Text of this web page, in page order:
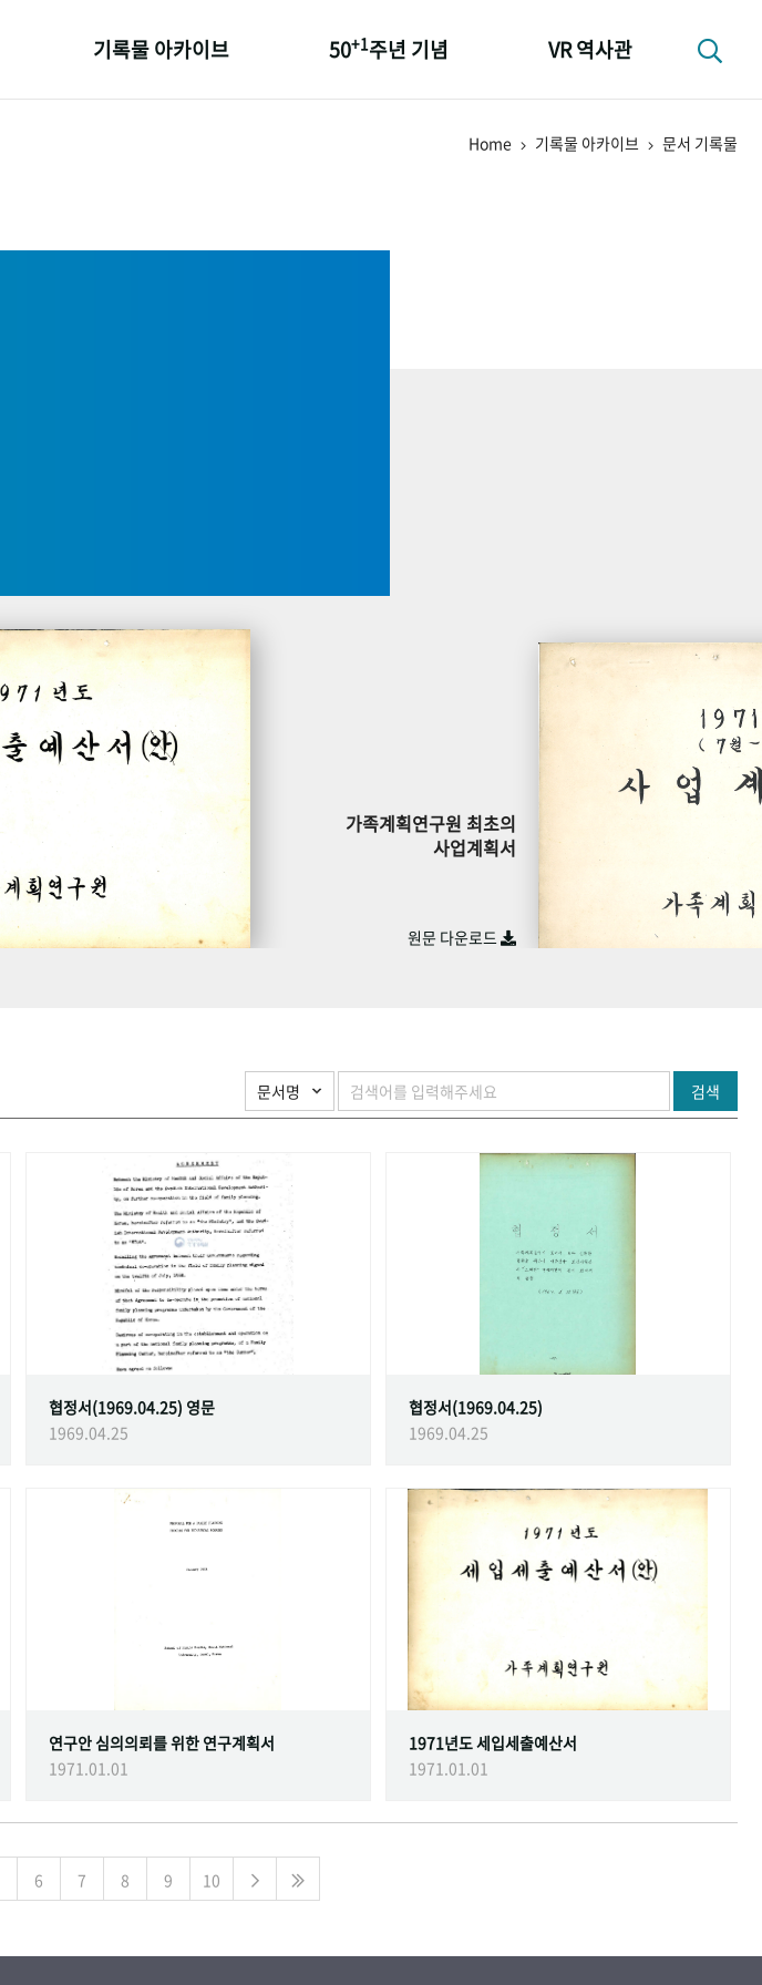
기록물 아카이브 50+1주년 기념 VR 역사관
Home 기록물 아카이브 문서 기록물
가족계획연구원 최초의
사업계획서
원문 다운로드
검색
협정서(1969.04.25) 영문
1969.04.25
협정서(1969.04.25)
1969.04.25
연구안 심의의뢰를 위한 연구계획서
1971.01.01
1971년도 세입세출예산서
1971.01.01
6 7 8 9 10